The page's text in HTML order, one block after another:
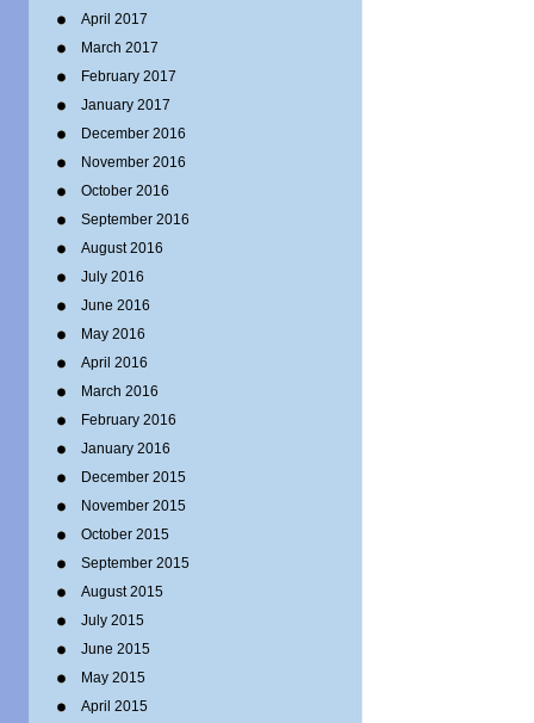
April 2017
March 2017
February 2017
January 2017
December 2016
November 2016
October 2016
September 2016
August 2016
July 2016
June 2016
May 2016
April 2016
March 2016
February 2016
January 2016
December 2015
November 2015
October 2015
September 2015
August 2015
July 2015
June 2015
May 2015
April 2015